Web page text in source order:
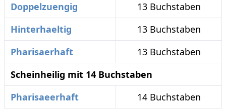
Doppelzuengig
13 Buchstaben
Hinterhaeltig
13 Buchstaben
Pharisaerhaft
13 Buchstaben
Scheinheilig mit 14 Buchstaben
Pharisaeerhaft
14 Buchstaben